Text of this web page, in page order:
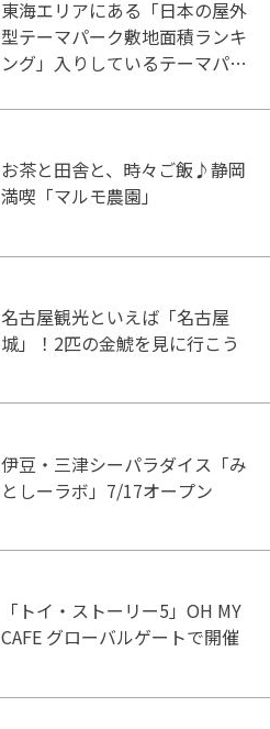
東海エリアにある「日本の屋外
型テーマパーク敷地面積ランキ
ング」入りしているテーマパー
お茶と田舎と、時々ご飯♪静岡
満喫「マルモ農園」
名古屋観光といえば「名古屋
城」！2匹の金鯱を見に行こう
伊豆・三津シーパラダイス「み
としーラボ」7/17オープン
「トイ・ストーリー5」OH MY
CAFE グローバルゲートで開催